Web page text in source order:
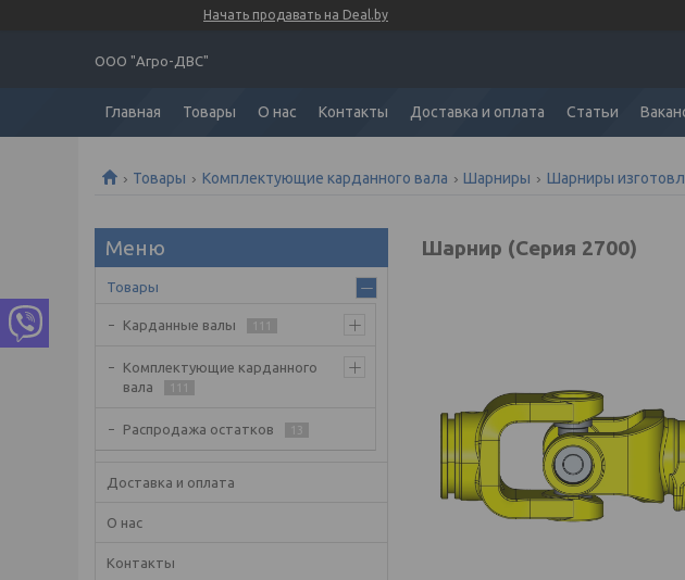
Начать продавать на Deal.by
ООО "Агро-ДВС"
Главная Товары О нас Контакты Доставка и оплата Статьи
Товары Комплектующие карданного вала Шарниры Шарниры
Шарнир (Серия 2700)
Товары
Карданные валы
Комплектующие карданного
вала
Распродажа остатков 13
Доставка и оплата
О нас
Контакты